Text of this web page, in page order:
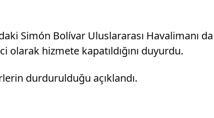
Simón Bolívar Uluslararası Havalimanı da
hizmete kapatıldığını duyurdu.
durdurulduğu açıklandı.